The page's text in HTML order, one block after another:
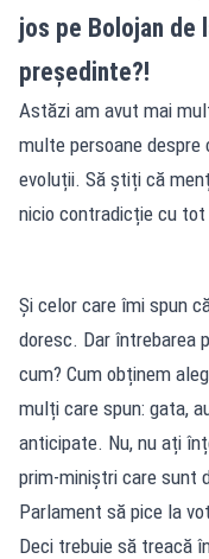
jos pe Bolojan de
președinte?!
Astăzi am avut mai
multe persoane
evoluții. Să știți că
nicio contradicție cu
Și celor care îmi spun
doresc. Dar întrebarea
cum? Cum obținem
mulți care spun: gata,
anticipate. Nu, nu ați
prim-miniștri care sunt
Parlament să pice la
Deci trebuie să treacă